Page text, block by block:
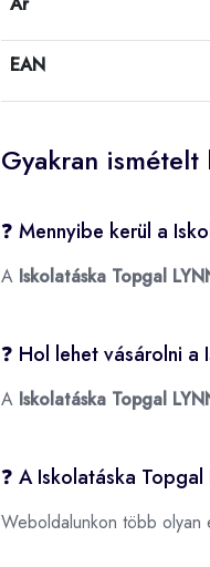
EAN
Gyakran ismételt
❓ Mennyibe kerül a
A Iskolatáska Topgal
❓ Hol lehet vásárolni
A Iskolatáska Topgal
❓ A Iskolatáska
Weboldalunkon több olyan